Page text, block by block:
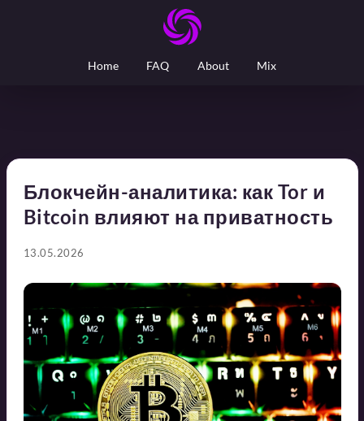
Home FAQ About Mix
Блокчейн-аналитика: как Tor и
Bitcoin влияют на приватность
13.05.2026